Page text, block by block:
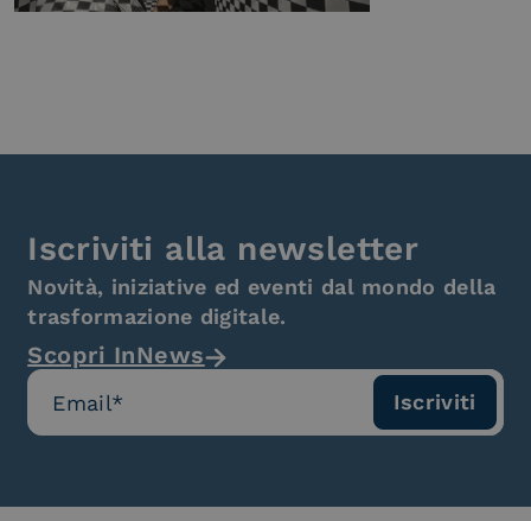
Iscriviti alla newsletter
Novità, iniziative ed eventi dal mondo della
trasformazione digitale.
Scopri InNews